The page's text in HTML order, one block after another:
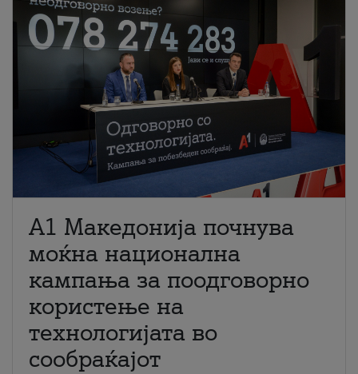
A1 Македонија почнува
моќна национална
кампања за поодговорно
користење на
технологијата во
сообраќајот